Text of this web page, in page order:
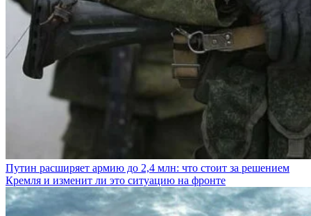
Путин расширяет армию до 2,4 млн: что стоит за решением
Кремля и изменит ли это ситуацию на фронте